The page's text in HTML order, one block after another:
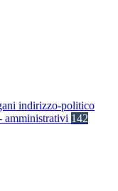
indirizzo-politico
amministrativi 142